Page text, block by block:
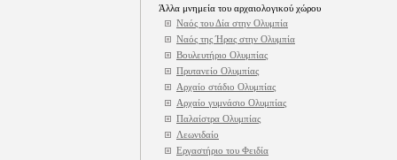
Άλλα μνημεία του αρχαιολογικού χώρου
Ναός του Δία στην Ολυμπία
Ναός της Ήρας στην Ολυμπία
Βουλευτήριο Ολυμπίας
Πρυτανείο Ολυμπίας
Αρχαίο στάδιο Ολυμπίας
Αρχαίο γυμνάσιο Ολυμπίας
Παλαίστρα Ολυμπίας
Λεωνιδαίο
Εργαστήριο του Φειδία